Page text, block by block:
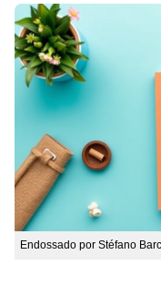
Endossado por Stéfano